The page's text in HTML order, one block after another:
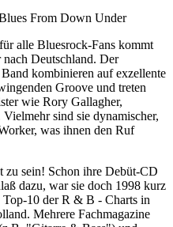
From Down Under
alle Bluesrock-Fans kommt
Deutschland. Der
kombinieren auf exzellente
Groove und treten
wie Rory Gallagher,
sind sie dynamischer,
was ihnen den Ruf
zu sein! Schon ihre Debüt-CD
dazu, war sie doch 1998 kurz
10 der R & B - Charts in
Mehrere Fachmagazine